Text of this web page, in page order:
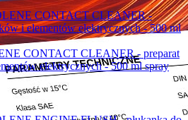
CONTACT CLEANER - preparat
elektrycznych - 500 ml spray